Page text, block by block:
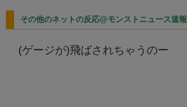
その他のネットの反応@モンストニュース速報
(ゲージが)飛ばされちゃうのー